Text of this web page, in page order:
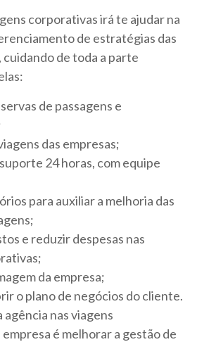
corporativas irá te ajudar na
de estratégias das
cuidando de toda a parte
de passagens e
das empresas;
24 horas, com equipe
para auxiliar a melhoria das
e reduzir despesas nas
da empresa;
o plano de negócios do cliente.
nas viagens
é melhorar a gestão de